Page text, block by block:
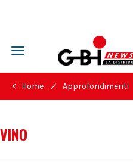
Toggle
navigation
< Home / Approfondimenti
VINO